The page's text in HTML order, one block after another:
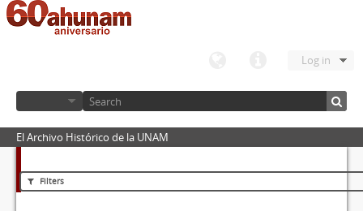
Log in
El Archivo Histórico de la UNAM
Filters